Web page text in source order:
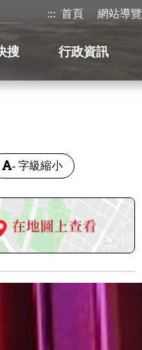
::: 首頁 網站導覽
搜 行政資訊
- 字級縮小